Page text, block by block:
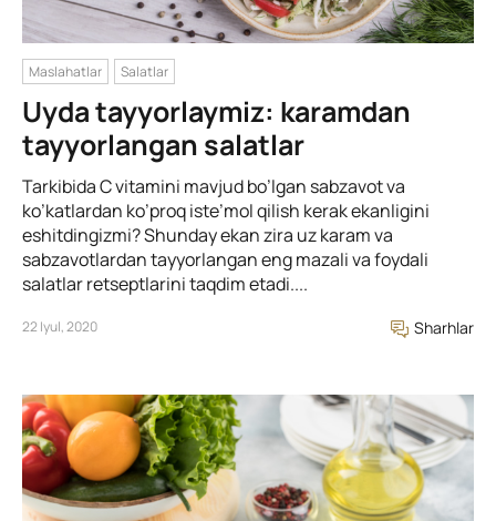
Maslahatlar Salatlar
Uyda tayyorlaymiz: karamdan
tayyorlangan salatlar
Tarkibida C vitamini mavjud bo’lgan sabzavot va
ko’katlardan ko’proq iste’mol qilish kerak ekanligini
eshitdingizmi? Shunday ekan zira uz karam va
sabzavotlardan tayyorlangan eng mazali va foydali
salatlar retseptlarini taqdim etadi....
22 Iyul, 2020 Sharhlar